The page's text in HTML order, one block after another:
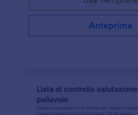
Anteprima